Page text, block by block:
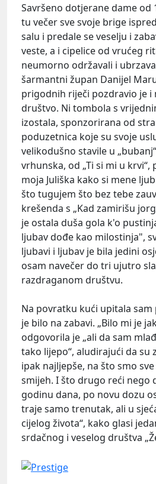
Savršeno dotjerane dame od
tu večer sve svoje brige
salu i predale se veselju i
veste, a i cipelice od vrućeg
neumorno održavali i
šarmantni župan Danijel
prigodnih riječi pozdravio je i
društvo. Ni tombola s
izostala, sponzorirana od
poduzetnica koje su svoje
velikodušno stavile u
vrhunska, od „Ti si mi u krvi“,
moja Juliška kako si mene
što tugujem što bez tebe
krešenda s „Kad zamirišu
je ostala duša gola k'o
ljubav dođe kao milostinja",
ljubavi i ljubav je bila jedini
osam navečer do tri ujutro
razdraganom društvu.
Na povratku kući upitala
je bilo na zabavi. „Bilo mi je
odgovorila je „ali da sam
tako lijepo“, aludirajući da su
ipak najljepše, na što smo
smijeh. I što drugo reći nego
godinu dana, po novu dozu
traje samo trenutak, ali u
cijelog života“, kako glasi
srdačnog i veselog društva